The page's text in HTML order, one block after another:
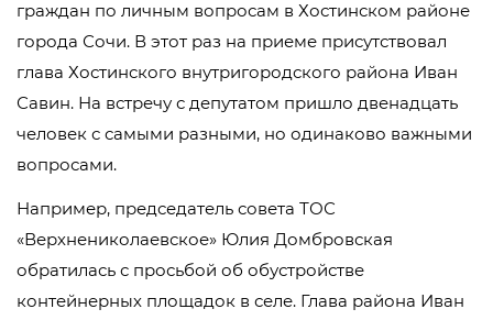
граждан по личным вопросам в Хостинском районе
города Сочи. В этот раз на приеме присутствовал
глава Хостинского внутригородского района Иван
Савин. На встречу с депутатом пришло двенадцать
человек с самыми разными, но одинаково важными
вопросами.
Например, председатель совета ТОС
«Верхнениколаевское» Юлия Домбровская
обратилась с просьбой об обустройстве
контейнерных площадок в селе. Глава района Иван